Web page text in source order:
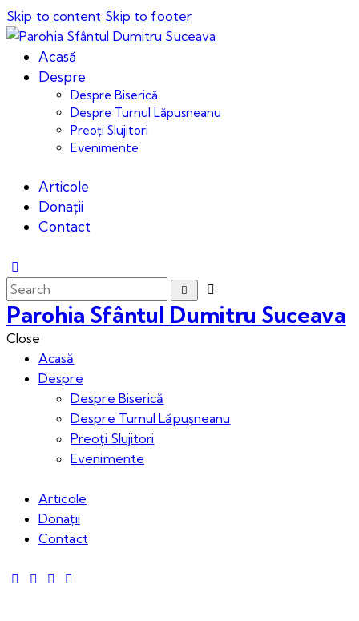
Skip to content Skip to footer
Acasă
Despre
Despre Biserică
Despre Turnul Lăpușneanu
Preoți Slujitori
Evenimente
Articole
Donații
Contact
Parohia Sfântul Dumitru Suceava
Close
Acasă
Despre
Despre Biserică
Despre Turnul Lăpușneanu
Preoți Slujitori
Evenimente
Articole
Donații
Contact